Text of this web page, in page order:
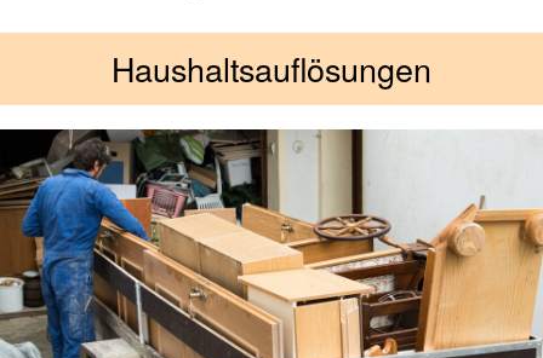
Haushaltsauflösungen